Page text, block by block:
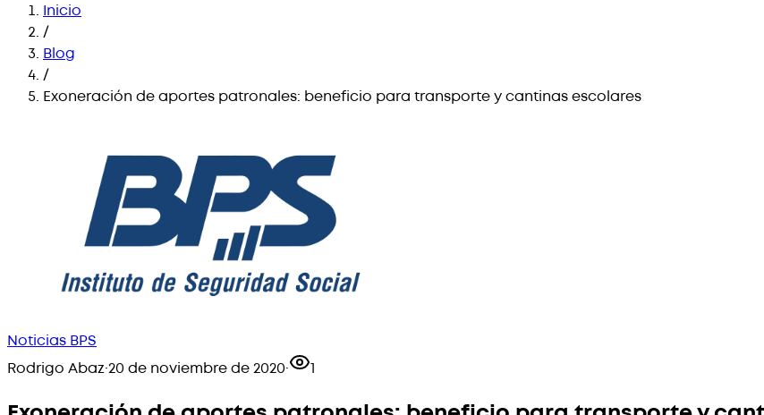
Inicio
/
Blog
/
Exoneración de aportes patronales: beneficio para transporte y cantinas escolares
Noticias BPS
Rodrigo Abaz·20 de noviembre de 2020· 1